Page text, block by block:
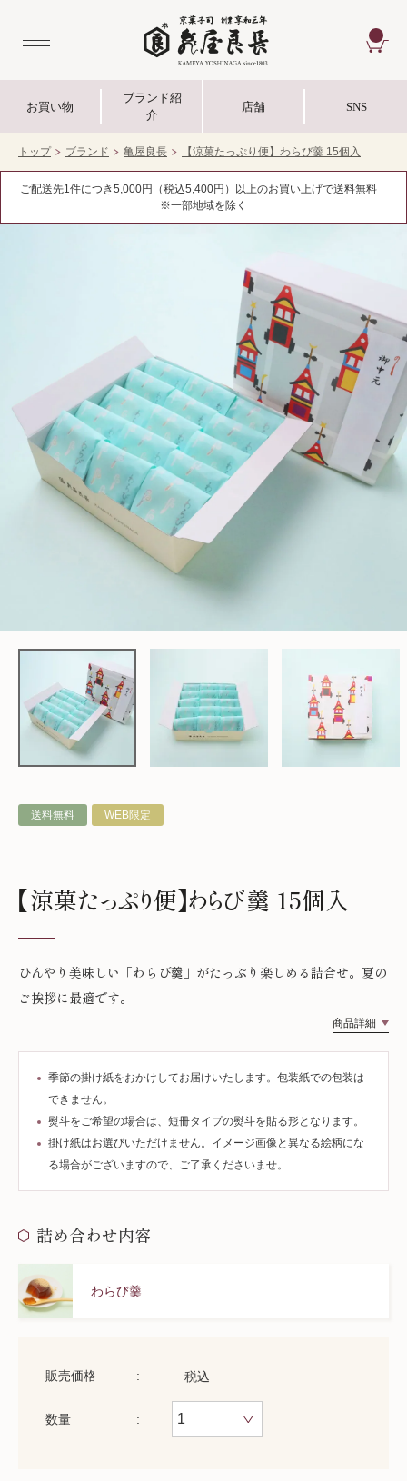
お買い物
ブランド紹
介
店舗 SNS
トップ ブランド 亀屋良長 【涼菓たっぷり便】わらび羹 15個入
ご配送先1件につき5,000円（税込5,400円）以上のお買い上げで送料無料
※一部地域を除く
送料無料 WEB限定
【涼菓たっぷり便】わらび羹 15個入
ひんやり美味しい「わらび羹」がたっぷり楽しめる詰合せ。夏の
ご挨拶に最適です。
商品詳細
季節の掛け紙をおかけしてお届けいたします。包装紙での包装は
できません。
熨斗をご希望の場合は、短冊タイプの熨斗を貼る形となります。
掛け紙はお選びいただけません。イメージ画像と異なる絵柄にな
る場合がございますので、ご了承くださいませ。
詰め合わせ内容
わらび羹
販売価格 税込
数量